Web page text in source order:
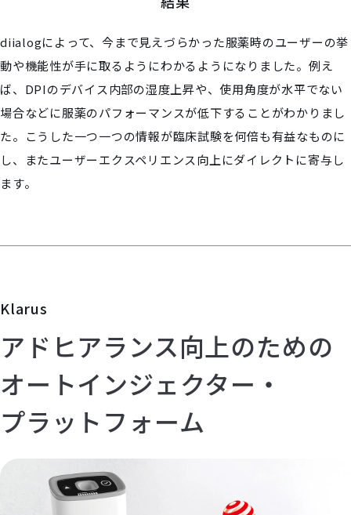
diialogによって、今まで見えづらかった服薬時のユーザーの挙
動や機能性が手に取るようにわかるようになりました。例え
ば、DPIのデバイス内部の湿度上昇や、使用角度が水平でない
場合などに服薬のパフォーマンスが低下することがわかりまし
た。こうした一つ一つの情報が臨床試験を何倍も有益なものに
し、またユーザーエクスペリエンス向上にダイレクトに寄与し
ます。
Klarus
アドヒアランス向上のための
オートインジェクター・
プラットフォーム